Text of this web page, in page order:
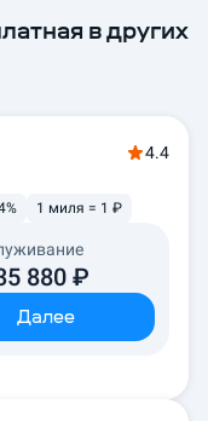
в других
4.4
1 миля = 1 ₽
880 ₽
Далее